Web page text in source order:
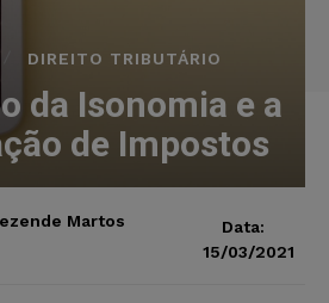
DIREITO TRIBUTÁRIO
da Isonomia e a
de Impostos
Martos
Data:
15/03/2021